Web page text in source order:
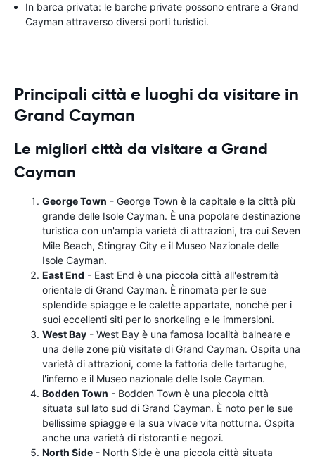
In barca privata: le barche private possono entrare a Grand
Cayman attraverso diversi porti turistici.
Principali città e luoghi da visitare in
Grand Cayman
Le migliori città da visitare a Grand
Cayman
George Town - George Town è la capitale e la città più
grande delle Isole Cayman. È una popolare destinazione
turistica con un'ampia varietà di attrazioni, tra cui Seven
Mile Beach, Stingray City e il Museo Nazionale delle
Isole Cayman.
East End - East End è una piccola città all'estremità
orientale di Grand Cayman. È rinomata per le sue
splendide spiagge e le calette appartate, nonché per i
suoi eccellenti siti per lo snorkeling e le immersioni.
West Bay - West Bay è una famosa località balneare e
una delle zone più visitate di Grand Cayman. Ospita una
varietà di attrazioni, come la fattoria delle tartarughe,
l'inferno e il Museo nazionale delle Isole Cayman.
Bodden Town - Bodden Town è una piccola città
situata sul lato sud di Grand Cayman. È noto per le sue
bellissime spiagge e la sua vivace vita notturna. Ospita
anche una varietà di ristoranti e negozi.
North Side - North Side è una piccola città situata